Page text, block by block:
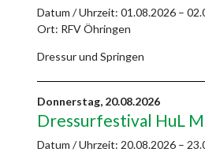
Datum / Uhrzeit: 01.08.2026 –
Ort: RFV Öhringen
Dressur und Springen
Donnerstag, 20.08.2026
Dressurfestival HuL
Datum / Uhrzeit: 20.08.2026 –